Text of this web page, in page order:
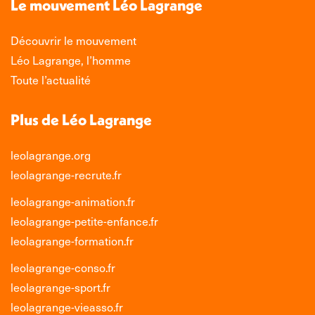
une
nouvelle
fenêtre
une
fenêtre
une
nouvelle
fenêtre
une
nouvelle
fenêtre
Le mouvement Léo Lagrange
Découvrir le mouvement
Léo Lagrange, l’homme
Toute l’actualité
Plus de Léo Lagrange
leolagrange.org
leolagrange-recrute.fr
leolagrange-animation.fr
leolagrange-petite-enfance.fr
leolagrange-formation.fr
leolagrange-conso.fr
leolagrange-sport.fr
leolagrange-vieasso.fr